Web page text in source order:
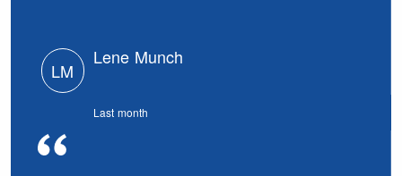
LM
Lene Munch
Last month